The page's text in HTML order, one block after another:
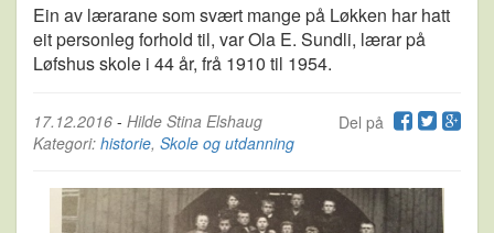
Ein av lærarane som svært mange på Løkken har hatt
eit personleg forhold til, var Ola E. Sundli, lærar på
Løfshus skole i 44 år, frå 1910 til 1954.
Del på
17.12.2016 - Hilde Stina Elshaug
Kategori: historie, Skole og utdanning